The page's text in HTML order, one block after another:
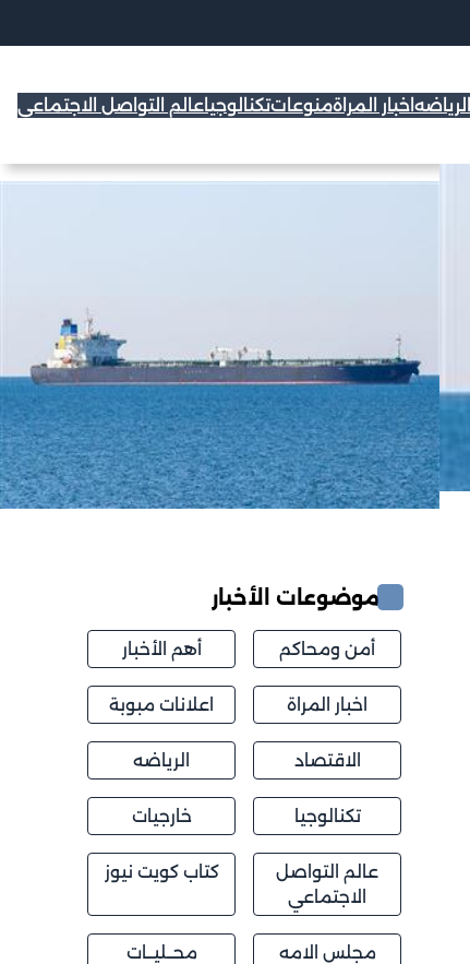
الرياضه اخبار المراةمنوعاتتكنالوجياعالم التواصل الاجتماعي
موضوعات الأخبار
أمن ومحاكم أهم الأخبار
اخبار المراة اعلانات مبوبة
الاقتصاد الرياضه
تكنالوجيا خارجيات
عالم التواصل
الاجتماعي
كتاب كويت نيوز
مجلس الامه محــليــات